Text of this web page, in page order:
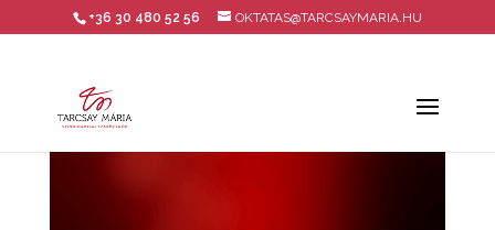
+36 30 480 52 56 OKTATAS@TARCSAYMARIA.HU